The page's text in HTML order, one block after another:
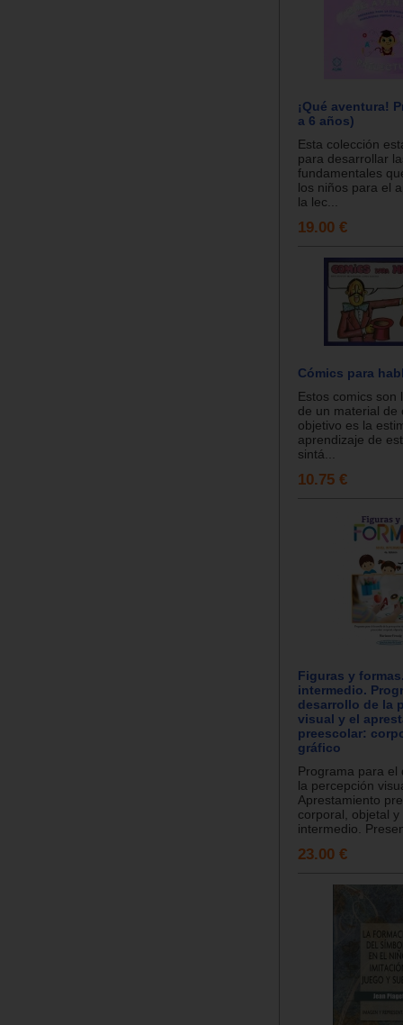
¡Qué aventura!
a 6 años)
Esta colección
para desarrollar
fundamentales
los niños para el
la lec...
19.00 €
Cómics para
Estos comics son
de un material de
objetivo es la
aprendizaje de
sintá...
10.75 €
Figuras y
intermedio.
desarrollo de la
visual y el
preescolar:
gráfico
Programa para el
la percepción
Aprestamiento
corporal, objetal
intermedio.
23.00 €